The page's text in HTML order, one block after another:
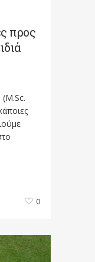
προς
0